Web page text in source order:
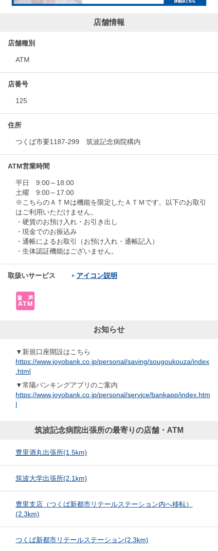
店舗情報
店舗種別
ATM
店番号
125
住所
つくば市要1187-299 筑波記念病院構内
ATM営業時間
平日 9:00～18:00
土曜 9:00～17:00
※こちらのＡＴＭは機能を限定したＡＴＭです。以下のお取引
はご利用いただけません。
・硬貨のお預け入れ・お引き出し
・現金でのお振込み
・通帳によるお取引（お預け入れ・通帳記入）
・生体認証機能はございません。
取扱いサービス アイコン説明
お知らせ
▼新規口座開設はこちら
https://www.joyobank.co.jp/personal/saving/sougoukouza/index
.html
▼常陽バンキングアプリのご案内
https://www.joyobank.co.jp/personal/service/bankapp/index.htm
l
筑波記念病院出張所の最寄りの店舗・ATM
豊里酒丸出張所(1.5km)
筑波大学出張所(2.1km)
豊里支店（つくば新都市リテールステーション内へ移転）
(2.3km)
つくば新都市リテールステーション(2.3km)